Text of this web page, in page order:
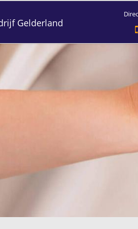
Gelderland